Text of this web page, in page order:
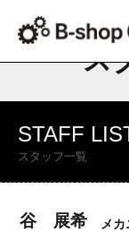
ス
STAFF
スタッフ一覧
谷 展希 メカ